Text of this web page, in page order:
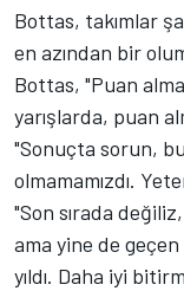
Bottas, takımlar
en azından bir
Bottas, "Puan
yarışlarda, puan
"Sonuçta sorun,
olmamamızdı.
"Son sırada
ama yine de
yıldı. Daha iyi